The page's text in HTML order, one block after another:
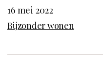
16 mei 2022
Bijzonder wonen